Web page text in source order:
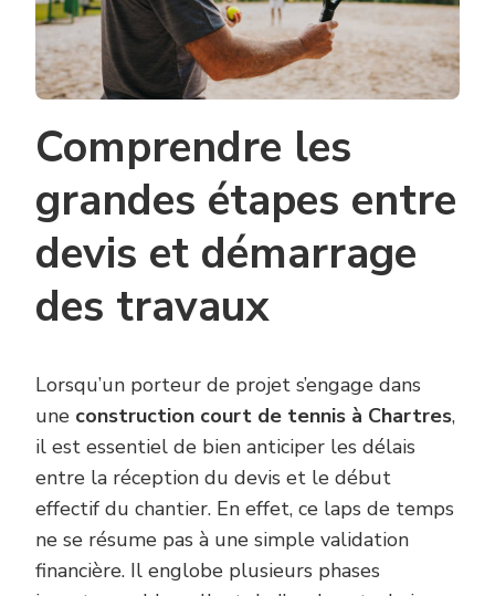
D’UNE
COURT
DE
TENNIS
Comprendre les
grandes étapes entre
devis et démarrage
des travaux
Lorsqu’un porteur de projet s’engage dans
une construction court de tennis à Chartres,
il est essentiel de bien anticiper les délais
entre la réception du devis et le début
effectif du chantier. En effet, ce laps de temps
ne se résume pas à une simple validation
financière. Il englobe plusieurs phases